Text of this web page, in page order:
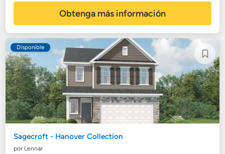
Obtenga más información
Disponible
Sagecroft - Hanover Collection
por Lennar